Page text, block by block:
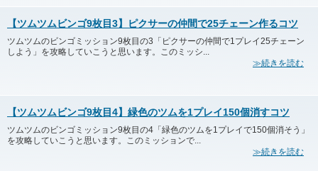
【ツムツムビンゴ9枚目3】ピクサーの仲間で25チェーン作るコツ
ツムツムのビンゴミッション9枚目の3「ピクサーの仲間で1プレイ25チェーン
しよう」を攻略していこうと思います。このミッシ...
≫続きを読む
【ツムツムビンゴ9枚目4】緑色のツムを1プレイ150個消すコツ
ツムツムのビンゴミッション9枚目の4「緑色のツムを1プレイで150個消そう」
を攻略していこうと思います。このミッションで...
≫続きを読む